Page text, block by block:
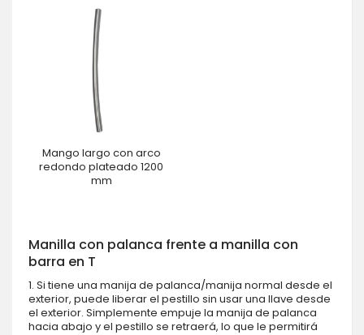
Mango largo con arco
redondo plateado 1200
mm
Manilla con palanca frente a manilla con
barra en T
1. Si tiene una manija de palanca/manija normal desde el
exterior, puede liberar el pestillo sin usar una llave desde
el exterior. Simplemente empuje la manija de palanca
hacia abajo y el pestillo se retraerá, lo que le permitirá